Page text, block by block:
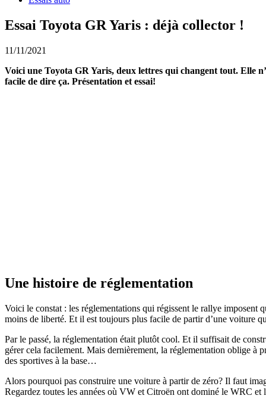
Essai Toyota GR Yaris : déjà collector !
11/11/2021
Voici une Toyota GR Yaris, deux lettres qui changent tout. Elle
facile de dire ça. Présentation et essai!
Une histoire de réglementation
Voici le constat : les réglementations qui régissent le rallye imposent
moins de liberté. Et il est toujours plus facile de partir d’une voiture
Par le passé, la réglementation était plutôt cool. Et il suffisait de
gérer cela facilement. Mais dernièrement, la réglementation oblige à
des sportives à la base…
Alors pourquoi pas construire une voiture à partir de zéro? Il faut
Regardez toutes les années où VW et Citroën ont dominé le WRC